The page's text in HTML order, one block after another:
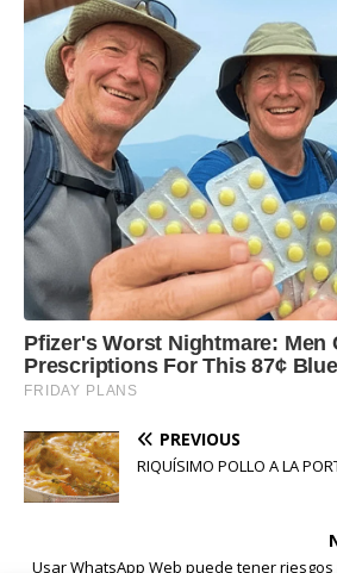
PREVIOUS
RIQUÍSIMO POLLO A LA
Usar WhatsApp Web puede tener